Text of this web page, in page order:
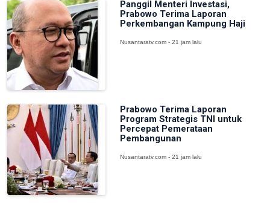
Panggil Menteri Investasi,
Prabowo Terima Laporan
Perkembangan Kampung Haji
Nusantaratv.com - 21 jam lalu
Prabowo Terima Laporan
Program Strategis TNI untuk
Percepat Pemerataan
Pembangunan
Nusantaratv.com - 21 jam lalu